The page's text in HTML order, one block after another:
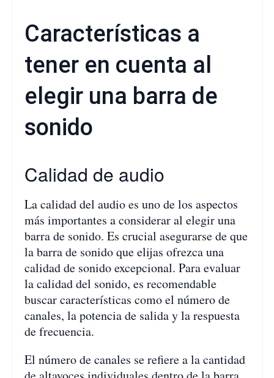
Características a
tener en cuenta al
elegir una barra de
sonido
Calidad de audio
La calidad del audio es uno de los aspectos
más importantes a considerar al elegir una
barra de sonido. Es crucial asegurarse de que
la barra de sonido que elijas ofrezca una
calidad de sonido excepcional. Para evaluar
la calidad del sonido, es recomendable
buscar características como el número de
canales, la potencia de salida y la respuesta
de frecuencia.
El número de canales se refiere a la cantidad